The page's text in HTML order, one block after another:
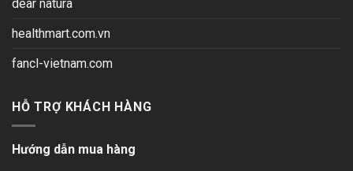
dear natura
healthmart.com.vn
fancl-vietnam.com
HỖ TRỢ KHÁCH HÀNG
Hướng dẫn mua hàng